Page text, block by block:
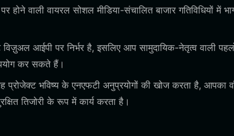
होने वाली वायरल सोशल मीडिया-संचालित बाजार गतिविधियों
विज़ुअल आईपी पर निर्भर है, इसलिए आप सामुदायिक-नेतृत्व वाली
कर सकते हैं।
भविष्य के एनएफटी अनुप्रयोगों की खोज करता है, आपका
तिजोरी के रूप में कार्य करता है।